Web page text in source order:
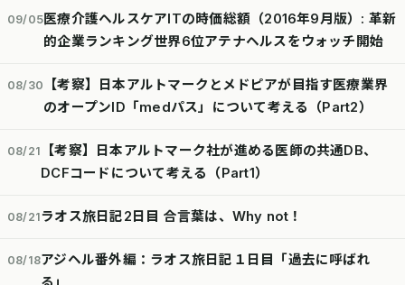
09/05医療介護ヘルスケアITの時価総額（2016年9月版）: 革新
的企業ランキング世界6位アテナヘルスをウォッチ開始
08/30
【考察】日本アルトマークとメドピアが目指す医療業界
のオープンID「medパス」について考える（Part2）
08/21
【考察】日本アルトマーク社が進める医師の共通DB、
DCFコードについて考える（Part1）
08/21ラオス旅日記2日目 合言葉は、Why not！
08/18アジヘル番外編：ラオス旅日記１日目「過去に呼ばれ